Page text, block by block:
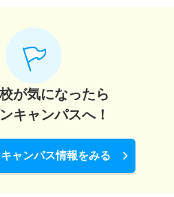
が気になったら
キャンパスへ！
ャンパス情報をみる